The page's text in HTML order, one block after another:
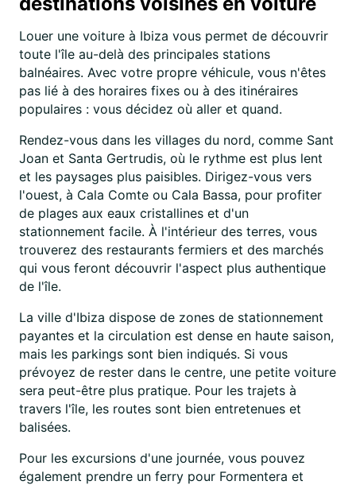
Louer une voiture à Ibiza vous permet de découvrir
toute l'île au-delà des principales stations
balnéaires. Avec votre propre véhicule, vous n'êtes
pas lié à des horaires fixes ou à des itinéraires
populaires : vous décidez où aller et quand.
Rendez-vous dans les villages du nord, comme Sant
Joan et Santa Gertrudis, où le rythme est plus lent
et les paysages plus paisibles. Dirigez-vous vers
l'ouest, à Cala Comte ou Cala Bassa, pour profiter
de plages aux eaux cristallines et d'un
stationnement facile. À l'intérieur des terres, vous
trouverez des restaurants fermiers et des marchés
qui vous feront découvrir l'aspect plus authentique
de l'île.
La ville d'Ibiza dispose de zones de stationnement
payantes et la circulation est dense en haute saison,
mais les parkings sont bien indiqués. Si vous
prévoyez de rester dans le centre, une petite voiture
sera peut-être plus pratique. Pour les trajets à
travers l'île, les routes sont bien entretenues et
balisées.
Pour les excursions d'une journée, vous pouvez
également prendre un ferry pour Formentera et